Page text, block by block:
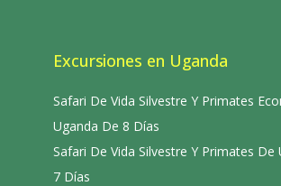
Excursiones en Uganda
Safari De Vida Silvestre Y Primates
Uganda De 8 Días
Safari De Vida Silvestre Y Primates De
7 Días